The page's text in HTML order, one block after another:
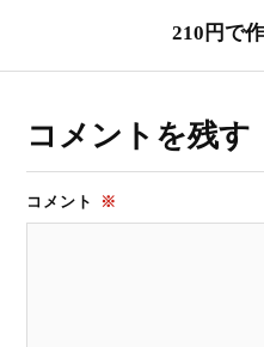
210円で
コメントを残す
コメント ※